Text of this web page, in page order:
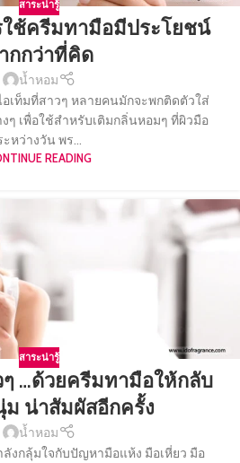
สาระน่ารู้
ใช้ครีมทามือมีประโยชน์
กกว่าที่คิด
น้ำหอม
เท็มที่สาวๆ หลายคนมักจะพกติดตัวใส่
ๆ เพื่อใช้สำหรับเติมกลิ่นหอมๆ ที่ผิวมือ
ะหว่างวัน พร...
READING
สาระน่ารู้
…ด้วยครีมทามือให้กลับ
ม น่าสัมผัสอีกครั้ง
น้ำหอม
งกลุ้มใจกับปัญหามือแห้ง มือเหี่ยว มือ